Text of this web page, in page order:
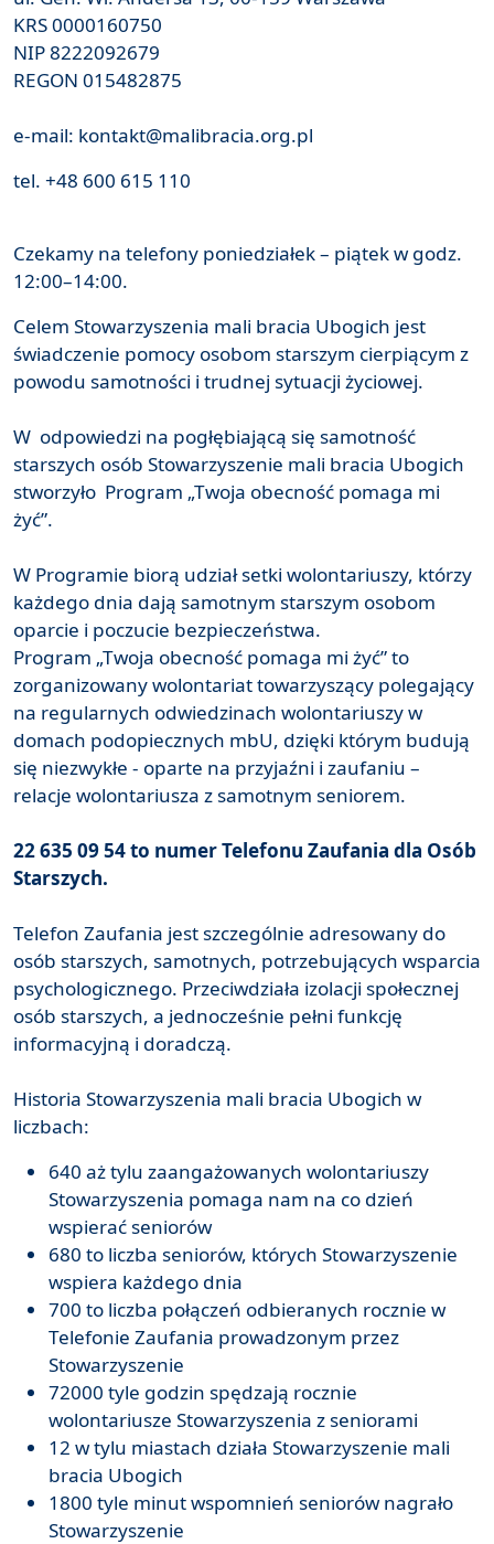
KRS 0000160750
NIP 8222092679
REGON 015482875
e-mail: kontakt@malibracia.org.pl
tel. +48 600 615 110
Czekamy na telefony poniedziałek – piątek w godz.
12:00–14:00.
Celem Stowarzyszenia mali bracia Ubogich jest
świadczenie pomocy osobom starszym cierpiącym z
powodu samotności i trudnej sytuacji życiowej.
W odpowiedzi na pogłębiającą się samotność
starszych osób Stowarzyszenie mali bracia Ubogich
stworzyło Program „Twoja obecność pomaga mi
żyć”.
W Programie biorą udział setki wolontariuszy, którzy
każdego dnia dają samotnym starszym osobom
oparcie i poczucie bezpieczeństwa.
Program „Twoja obecność pomaga mi żyć” to
zorganizowany wolontariat towarzyszący polegający
na regularnych odwiedzinach wolontariuszy w
domach podopiecznych mbU, dzięki którym budują
się niezwykłe - oparte na przyjaźni i zaufaniu –
relacje wolontariusza z samotnym seniorem.
22 635 09 54 to numer Telefonu Zaufania dla Osób
Starszych.
Telefon Zaufania jest szczególnie adresowany do
osób starszych, samotnych, potrzebujących wsparcia
psychologicznego. Przeciwdziała izolacji społecznej
osób starszych, a jednocześnie pełni funkcję
informacyjną i doradczą.
Historia Stowarzyszenia mali bracia Ubogich w
liczbach:
640 aż tylu zaangażowanych wolontariuszy
Stowarzyszenia pomaga nam na co dzień
wspierać seniorów
680 to liczba seniorów, których Stowarzyszenie
wspiera każdego dnia
700 to liczba połączeń odbieranych rocznie w
Telefonie Zaufania prowadzonym przez
Stowarzyszenie
72000 tyle godzin spędzają rocznie
wolontariusze Stowarzyszenia z seniorami
12 w tylu miastach działa Stowarzyszenie mali
bracia Ubogich
1800 tyle minut wspomnień seniorów nagrało
Stowarzyszenie